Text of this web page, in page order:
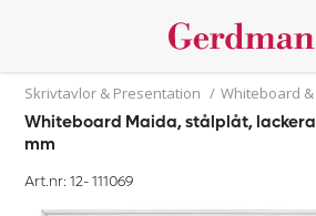
Skrivtavlor & Presentation / Whiteboard
Whiteboard Maida, stålplåt,
mm
Art.nr: 12-111069